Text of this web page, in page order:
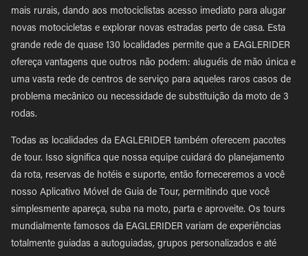
mais rurais, dando aos motociclistas acesso imediato para alugar
novas motocicletas e explorar novas estradas perto de casa. Esta
grande rede de quase 130 localidades permite que a EAGLERIDER
ofereça vantagens que outros não podem: aluguéis de mão única e
uma vasta rede de centros de serviço para aqueles raros casos de
problema mecânico ou necessidade de substituição da moto de 3
rodas.
Todas as localidades da EAGLERIDER também oferecem pacotes
de tour. Isso significa que nossa equipe cuidará do planejamento
da rota, reservas de hotéis e suporte, então forneceremos a você
nosso Aplicativo Móvel de Guia de Tour, permitindo que você
simplesmente apareça, suba na moto, parta e aproveite. Os tours
mundialmente famosos da EAGLERIDER variam de experiências
totalmente guiadas a autoguiadas, grupos personalizados e até